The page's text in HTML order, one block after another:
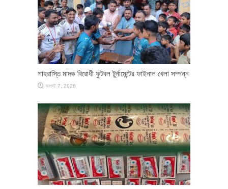
শাহরাস্তি মাদক বিরোধী ফুটবল টুর্নামেন্টের ফাইনাল খেলা সম্পন্ন
আগস্ট 7, 2026